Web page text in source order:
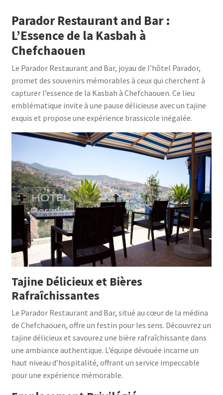
Parador Restaurant and Bar :
L’Essence de la Kasbah à
Chefchaouen
Le Parador Restaurant and Bar, joyau de l’hôtel Parador,
promet des souvenirs mémorables à ceux qui cherchent à
capturer l’essence de la Kasbah à Chefchaouen. Ce lieu
emblématique invite à une pause délicieuse avec un tajine
exquis et propose une expérience brassicole inégalée.
Tajine Délicieux et Bières
Rafraîchissantes
Le Parador Restaurant and Bar, situé au cœur de la médina
de Chefchaouen, offre un festin pour les sens. Découvrez un
tajine délicieux et savourez une bière rafraîchissante dans
une ambiance authentique. L’équipe dévouée incarne un
haut niveau d’hospitalité, offrant un service impeccable
pour une expérience mémorable.